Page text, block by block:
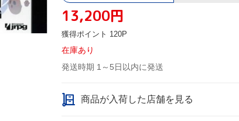
13,200円
獲得ポイント 120P
在庫あり
発送時期 1～5日以内に発送
商品が入荷した店舗を見る